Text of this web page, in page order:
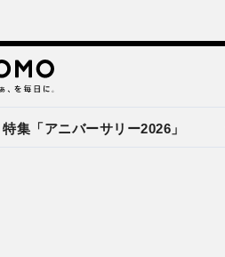
特集「アニバーサリー2026」